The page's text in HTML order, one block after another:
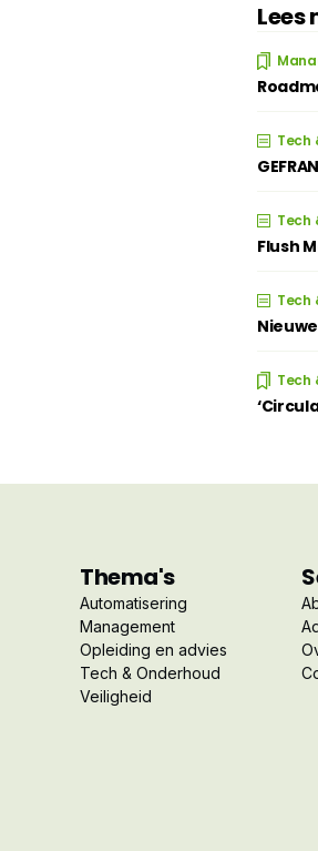
Lees
Tech
Tech
Flush
Tech
Tech
Thema's
Automatisering
Management
Opleiding en advies
Tech & Onderhoud
Veiligheid